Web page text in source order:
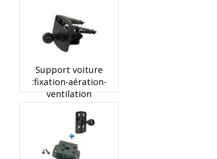
Support voiture
:fixation-aération-
ventilation